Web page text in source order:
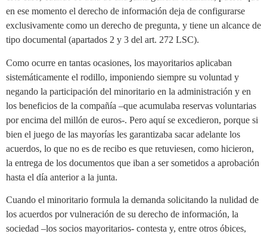
en ese momento el derecho de información deja de configurarse
exclusivamente como un derecho de pregunta, y tiene un alcance de
tipo documental (apartados 2 y 3 del art. 272 LSC).
Como ocurre en tantas ocasiones, los mayoritarios aplicaban
sistemáticamente el rodillo, imponiendo siempre su voluntad y
negando la participación del minoritario en la administración y en
los beneficios de la compañía –que acumulaba reservas voluntarias
por encima del millón de euros-. Pero aquí se excedieron, porque si
bien el juego de las mayorías les garantizaba sacar adelante los
acuerdos, lo que no es de recibo es que retuviesen, como hicieron,
la entrega de los documentos que iban a ser sometidos a aprobación
hasta el día anterior a la junta.
Cuando el minoritario formula la demanda solicitando la nulidad de
los acuerdos por vulneración de su derecho de información, la
sociedad –los socios mayoritarios- contesta y, entre otros óbices,